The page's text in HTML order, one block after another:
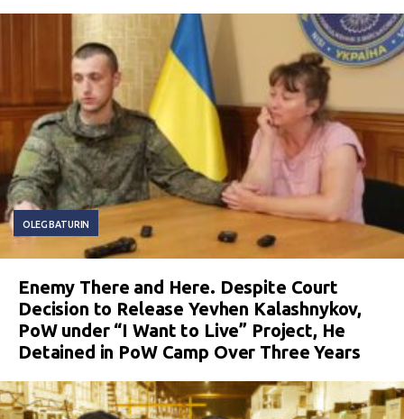
OLEG BATURIN
Enemy There and Here. Despite Court
Decision to Release Yevhen Kalashnykov,
PoW under “I Want to Live” Project, He
Detained in PoW Camp Over Three Years